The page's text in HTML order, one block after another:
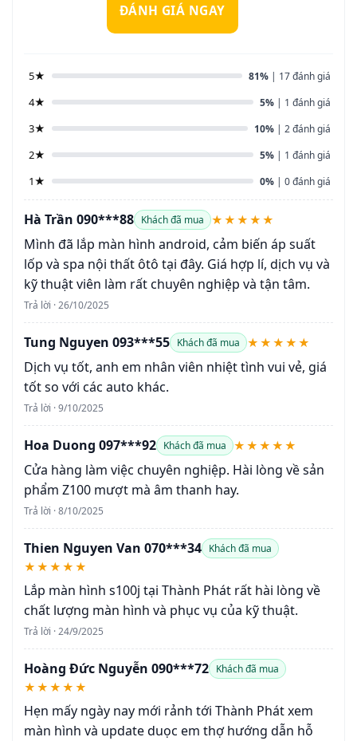
ĐÁNH GIÁ NGAY
5★ 81% | 17 đánh giá
4★ 5% | 1 đánh giá
3★ 10% | 2 đánh giá
2★ 5% | 1 đánh giá
1★ 0% | 0 đánh giá
Hà Trần 090***88 Khách đã mua ★★★★★
Mình đã lắp màn hình android, cảm biến áp suất
lốp và spa nội thất ôtô tại đây. Giá hợp lí, dịch vụ và
kỹ thuật viên làm rất chuyên nghiệp và tận tâm.
Trả lời · 26/10/2025
Tung Nguyen 093***55 Khách đã mua ★★★★★
Dịch vụ tốt, anh em nhân viên nhiệt tình vui vẻ, giá
tốt so với các auto khác.
Trả lời · 9/10/2025
Hoa Duong 097***92 Khách đã mua ★★★★★
Cửa hàng làm việc chuyên nghiệp. Hài lòng về sản
phẩm Z100 mượt mà âm thanh hay.
Trả lời · 8/10/2025
Thien Nguyen Van 070***34 Khách đã mua
★★★★★
Lắp màn hình s100j tại Thành Phát rất hài lòng về
chất lượng màn hình và phục vụ của kỹ thuật.
Trả lời · 24/9/2025
Hoàng Đức Nguyễn 090***72 Khách đã mua
★★★★★
Hẹn mấy ngày nay mới rảnh tới Thành Phát xem
màn hình và update duọc em thợ hướng dẫn hỗ